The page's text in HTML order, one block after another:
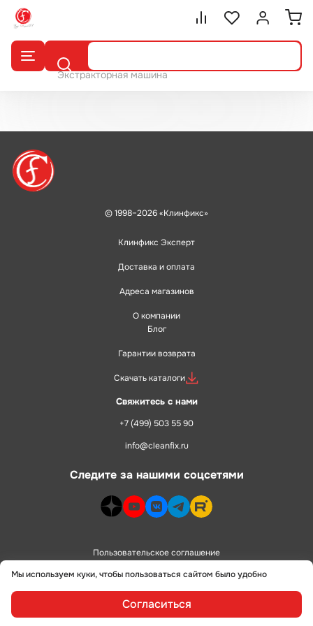
Сравнение.
СписокВойти или
Экстракторная машина
Поиск
Мы используем куки, чтобы пользоваться сайтом было удобно
Согласиться
© 1998–2026 «Клинфикс»
Клинфикс Эксперт
Доставка и оплата
Адреса магазинов
О компании
Блог
Гарантии возврата
Скачать каталоги
Свяжитесь с нами
+7 (499) 503 55 90
info@cleanfix.ru
Следите за нашими соцсетями
dzen>youtube>
vk> telegram>rutube>
Пользовательское соглашение
Политика конфиденциальности
сделано в alente